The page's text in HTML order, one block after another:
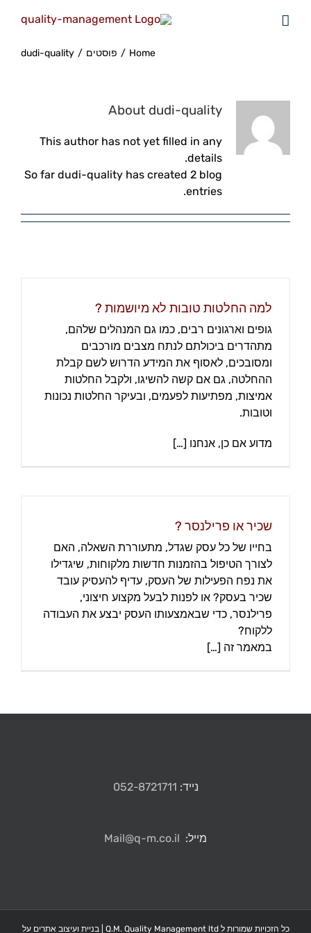
Home
/ פוסטים /
dudi-quality
About dudi-quality
This author has not yet filled in any
details.
So far dudi-quality has created 2 blog
entries.
למה החלטות טובות לא מיושמות ?
גופים וארגונים רבים, כמו גם המנהלים שלהם,
מתהדרים ביכולתם לנתח מצבים מורכבים
ומסובכים, לאסוף את המידע הדרוש לשם קבלת
ההחלטה, גם אם קשה להשיגו, ולקבל החלטות
אמיצות, מפתיעות לפעמים, ובעיקר החלטות נכונות
וטובות.
מדוע אם כן, אנחנו […]
שכיר או פרילנסר ?
בחייו של כל עסק שגדל, מתעוררת השאלה, האם
לצורך הטיפול בהזמנות חדשות מלקוחות, שיגדילו
את נפח הפעילות של העסק, עדיף להעסיק עובד
שכיר בעסק? או לפנות לבעל מקצוע חיצוני,
פרילנסר, כדי שבאמצעותו העסק יבצע את העבודה
ללקוח?
במאמר זה […]
נייד: 052-8721711
מייל: Mail@q-m.co.il
כל הזכויות שמורות ל Q.M. Quality Management ltd | בניית ועיצוב אתרים על